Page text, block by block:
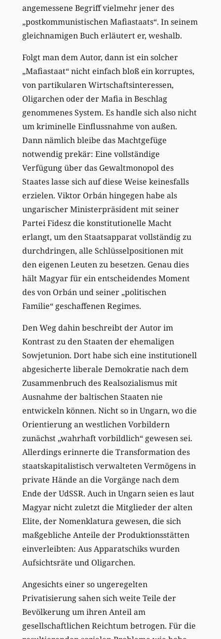
angemessene Begriff vielmehr jener des
„postkommunistischen Mafiastaats“. In seinem
gleichnamigen Buch erläutert er, weshalb.
Folgt man dem Autor, dann ist ein solcher
„Mafiastaat“ nicht einfach bloß ein korruptes,
von partikularen Wirtschaftsinteressen,
Oligarchen oder der Mafia in Beschlag
genommenes System. Es handle sich also nicht
um kriminelle Einflussnahme von außen.
Dann nämlich bleibe das Machtgefüge
notwendig prekär: Eine vollständige
Verfügung über das Gewaltmonopol des
Staates lasse sich auf diese Weise keinesfalls
erzielen. Viktor Orbán hingegen habe als
ungarischer Ministerpräsident mit seiner
Partei Fidesz die konstitutionelle Macht
erlangt, um den Staatsapparat vollständig zu
durchdringen, alle Schlüsselpositionen mit
den eigenen Leuten zu besetzen. Genau dies
hält Magyar für ein entscheidendes Moment
des von Orbán und seiner „politischen
Familie“ geschaffenen Regimes.
Den Weg dahin beschreibt der Autor im
Kontrast zu den Staaten der ehemaligen
Sowjetunion. Dort habe sich eine institutionell
abgesicherte liberale Demokratie nach dem
Zusammenbruch des Realsozialismus mit
Ausnahme der baltischen Staaten nie
entwickeln können. Nicht so in Ungarn, wo die
Orientierung an westlichen Vorbildern
zunächst „wahrhaft vorbildlich“ gewesen sei.
Allerdings erinnerte die Transformation des
staatskapitalistisch verwalteten Vermögens in
private Hände an die Vorgänge nach dem
Ende der UdSSR. Auch in Ungarn seien es laut
Magyar nicht zuletzt die Mitglieder der alten
Elite, der Nomenklatura gewesen, die sich
maßgebliche Anteile der Produktionsstätten
einverleibten: Aus Apparatschiks wurden
Aufsichtsräte und Oligarchen.
Angesichts einer so ungeregelten
Privatisierung sahen sich weite Teile der
Bevölkerung um ihren Anteil am
gesellschaftlichen Reichtum betrogen. Für die